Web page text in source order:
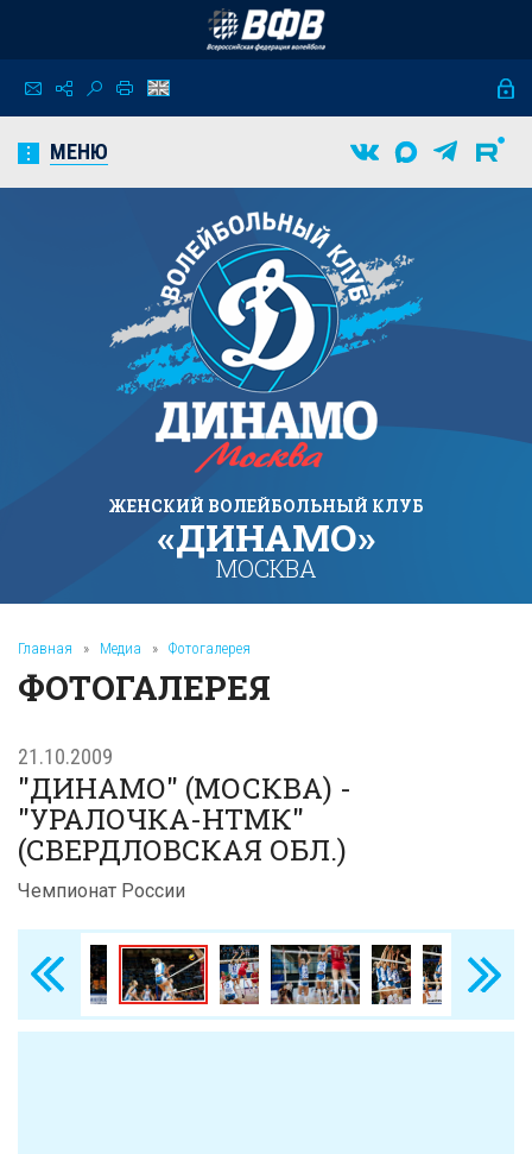
МЕНЮ
ЖЕНСКИЙ ВОЛЕЙБОЛЬНЫЙ КЛУБ
«ДИНАМО»
МОСКВА
Главная » Медиа » Фотогалерея
ФОТОГАЛЕРЕЯ
21.10.2009
"ДИНАМО" (МОСКВА) -
"УРАЛОЧКА-НТМК"
(СВЕРДЛОВСКАЯ ОБЛ.)
Чемпионат России